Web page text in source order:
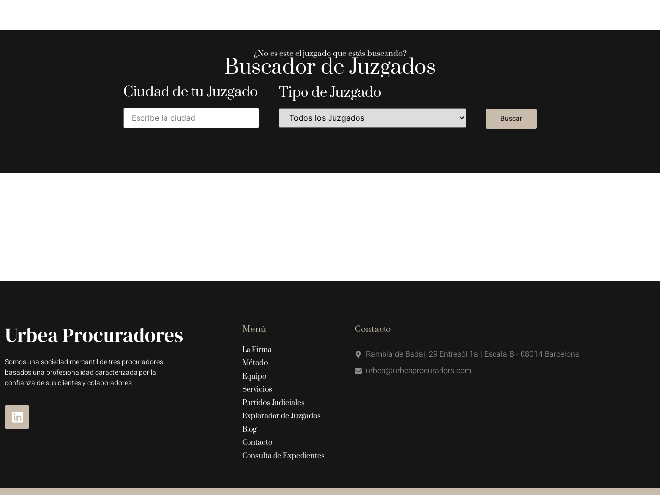
¿No es este el juzgado que estás buscando?
Buscador de Juzgados
Ciudad de tu Juzgado Tipo de Juzgado
Somos una sociedad mercantil de tres procuradores
basados una profesionalidad caracterizada por la
confianza de sus clientes y colaboradores
Menú
La Firma
Método
Equipo
Servicios
Partidos Judiciales
Explorador de Juzgados
Blog
Contacto
Consulta de Expedientes
Contacto
Rambla de Badal, 29 Entresòl 1a | Escala B - 08014 Barcelona
urbea@urbeaprocuradors.com